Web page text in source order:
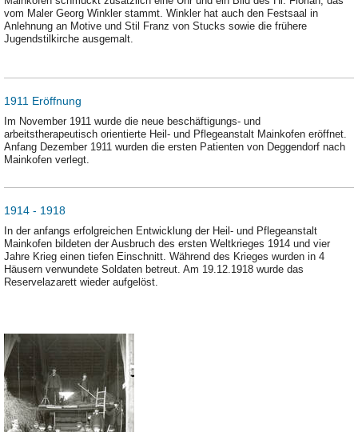
vom Maler Georg Winkler stammt. Winkler hat auch den Festsaal in
Anlehnung an Motive und Stil Franz von Stucks sowie die frühere
Jugendstilkirche ausgemalt.
1911 Eröffnung
Im November 1911 wurde die neue beschäftigungs- und
arbeitstherapeutisch orientierte Heil- und Pflegeanstalt Mainkofen eröffnet.
Anfang Dezember 1911 wurden die ersten Patienten von Deggendorf nach
Mainkofen verlegt.
1914 - 1918
In der anfangs erfolgreichen Entwicklung der Heil- und Pflegeanstalt
Mainkofen bildeten der Ausbruch des ersten Weltkrieges 1914 und vier
Jahre Krieg einen tiefen Einschnitt. Während des Krieges wurden in 4
Häusern verwundete Soldaten betreut. Am 19.12.1918 wurde das
Reservelazarett wieder aufgelöst.